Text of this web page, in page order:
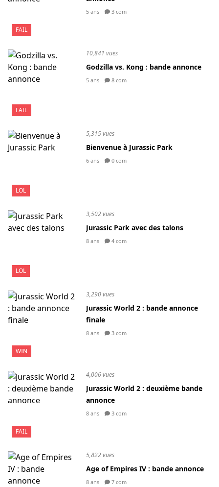
FAIL
5 ans 3 com
FAIL
10,841 vues
Godzilla vs. Kong : bande annonce
5 ans 8 com
LOL
5,315 vues
Bienvenue à Jurassic Park
6 ans 0 com
LOL
3,502 vues
Jurassic Park avec des talons
8 ans 4 com
WIN
3,290 vues
Jurassic World 2 : bande annonce
finale
8 ans 3 com
FAIL
4,006 vues
Jurassic World 2 : deuxième bande
annonce
8 ans 3 com
5,822 vues
Age of Empires IV : bande annonce
8 ans 7 com